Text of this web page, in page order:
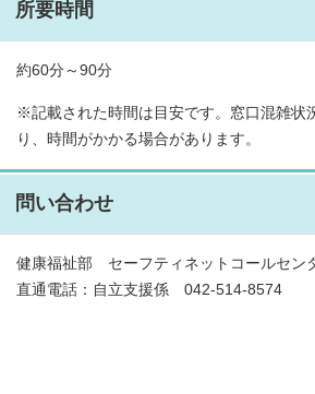
所要時間
約60分～90分
※記載された時間は目安です。窓口混雑状
り、時間がかかる場合があります。
問い合わせ
健康福祉部 セーフティネットコールセ
直通電話：自立支援係 042-514-8574